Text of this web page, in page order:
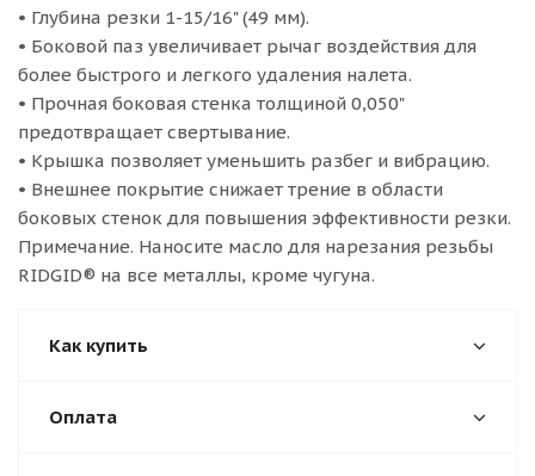
• Глубина резки 1-15/16" (49 мм).
• Боковой паз увеличивает рычаг воздействия для
более быстрого и легкого удаления налета.
• Прочная боковая стенка толщиной 0,050"
предотвращает свертывание.
• Крышка позволяет уменьшить разбег и вибрацию.
• Внешнее покрытие снижает трение в области
боковых стенок для повышения эффективности резки.
Примечание. Наносите масло для нарезания резьбы
RIDGID® на все металлы, кроме чугуна.
Как купить
Оплата